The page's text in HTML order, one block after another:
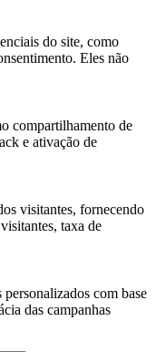
do site, como
Eles não
compartilhamento de
e ativação de
visitantes, fornecendo
taxa de
com base
das campanhas